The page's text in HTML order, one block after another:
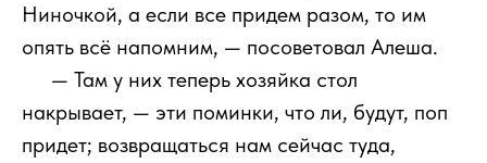
Ниночкой, а если все придем разом, то им
опять всё напомним, — посоветовал Алеша.
— Там у них теперь хозяйка стол
накрывает, — эти поминки, что ли, будут, поп
придет; возвращаться нам сейчас туда,